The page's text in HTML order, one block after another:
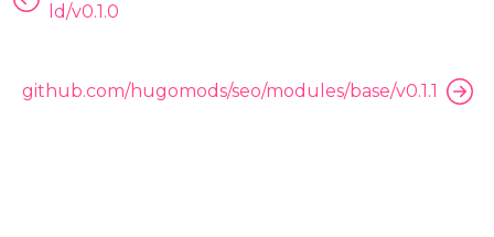
ld/v0.1.0
github.com/hugomods/seo/modules/base/v0.1.1